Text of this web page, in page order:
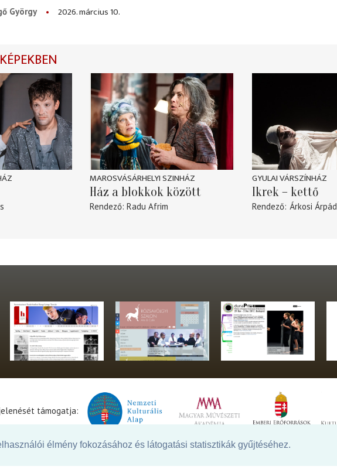
élmény fokozásához és látogatási statisztikák gyűjtéséhez.
György
2026. március 10.
MAROSVÁSÁRHELYI SZINHÁZ
Ház a blokkok között
Rendező Radu Afrim
GYULAI VÁRSZÍNHÁZ
Ikrek – kettő
Rendező Árkosi Árpád
támogatja: